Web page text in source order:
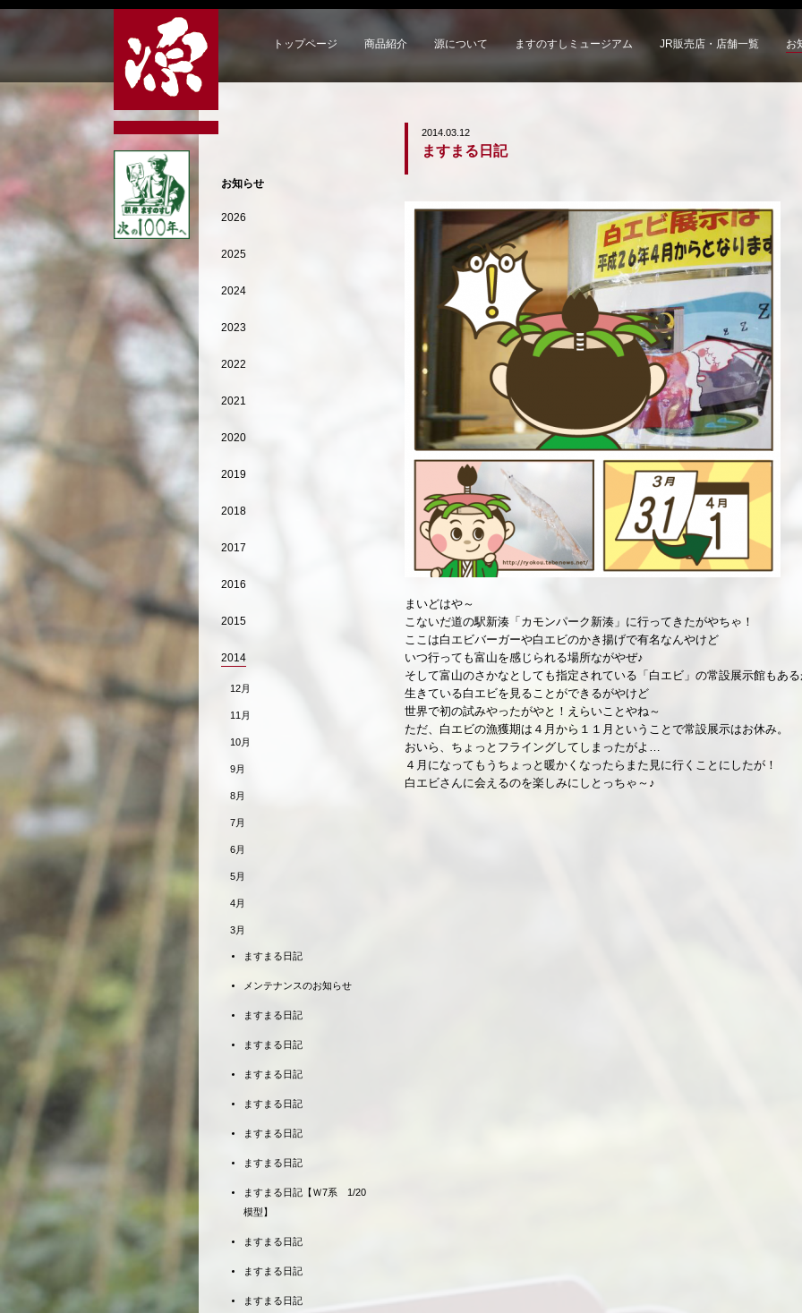
トップページ 商品紹介 源について ますのすしミュージアム JR販売店・店舗一覧 お
2014.03.12
ますまる日記
まいどはや～
こないだ道の駅新湊「カモンパーク新湊」に行ってきたがやちゃ！
ここは白エビバーガーや白エビのかき揚げで有名なんやけど
いつ行っても富山を感じられる場所ながやぜ♪
そして富山のさかなとしても指定されている「白エビ」の常設展示館もあ
生きている白エビを見ることができるがやけど
世界で初の試みやったがやと！えらいことやね～
ただ、白エビの漁獲期は４月から１１月ということで常設展示はお休み。
おいら、ちょっとフライングしてしまったがよ…
４月になってもうちょっと暖かくなったらまた見に行くことにしたが！
白エビさんに会えるのを楽しみにしとっちゃ～♪
お知らせ
2026
2025
2024
2023
2022
2021
2020
2019
2018
2017
2016
2015
2014
12月
11月
10月
9月
8月
7月
6月
5月
4月
3月
ますまる日記
メンテナンスのお知らせ
ますまる日記
ますまる日記
ますまる日記
ますまる日記
ますまる日記
ますまる日記
ますまる日記【Ｗ7系 1/20
模型】
ますまる日記
ますまる日記
ますまる日記